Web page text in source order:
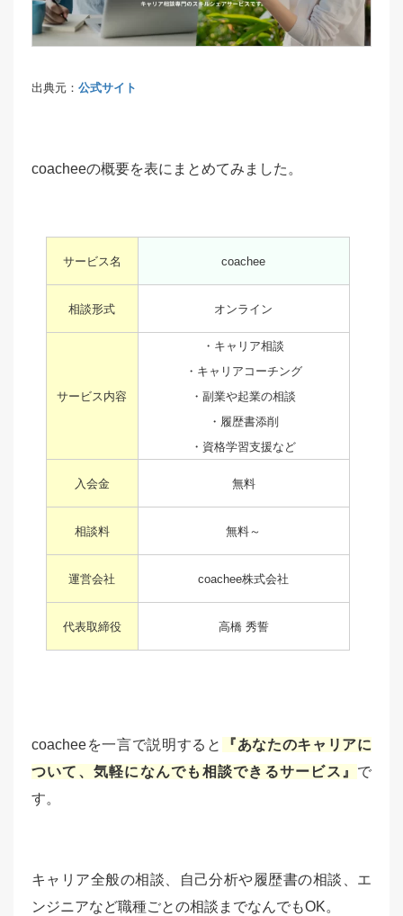
出典元： 公式サイト
coacheeの概要を表にまとめてみました。
サービス名 coachee
相談形式 オンライン
サービス内容
・キャリア相談
・キャリアコーチング
・副業や起業の相談
・履歴書添削
・資格学習支援など
入会金 無料
相談料 無料～
運営会社 coachee株式会社
代表取締役 高橋 秀誓
coacheeを一言で説明すると
『あなたのキャリアに
ついて、気軽になんでも相談できるサービス』 で
す。
キャリア全般の相談、自己分析や履歴書の相談、エ
ンジニアなど職種ごとの相談までなんでもOK。